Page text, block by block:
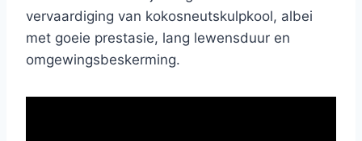
vervaardiging van kokosneutskulpkool, albei
met goeie prestasie, lang lewensduur en
omgewingsbeskerming.